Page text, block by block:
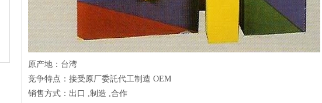
原产地：台湾
竞争特点：接受原厂委託代工制造 OEM
销售方式：出口 ,制造 ,合作